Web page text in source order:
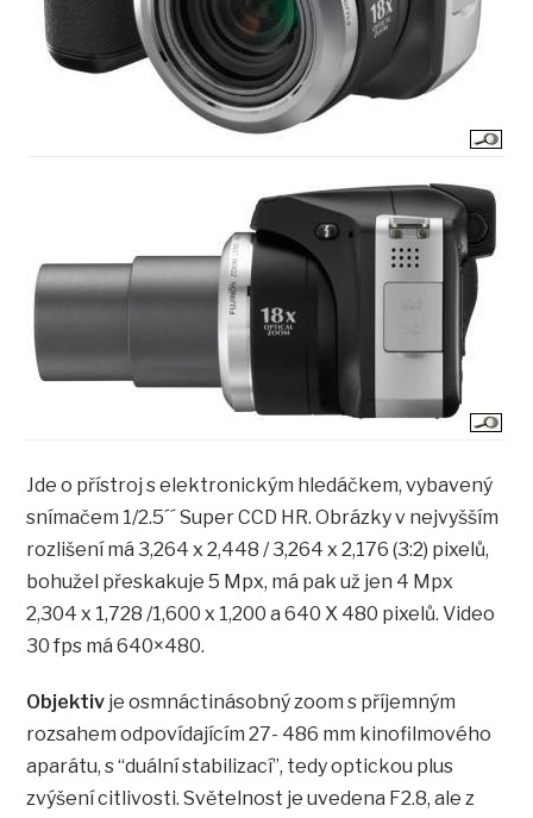
Jde o přístroj s elektronickým hledáčkem, vybavený
snímačem 1/2.5´´ Super CCD HR. Obrázky v nejvyšším
rozlišení má 3,264 x 2,448 / 3,264 x 2,176 (3:2) pixelů,
bohužel přeskakuje 5 Mpx, má pak už jen 4 Mpx
2,304 x 1,728 /1,600 x 1,200 a 640 X 480 pixelů. Video
30 fps má 640×480.
Objektiv je osmnáctinásobný zoom s příjemným
rozsahem odpovídajícím 27- 486 mm kinofilmového
aparátu, s “duální stabilizací”, tedy optickou plus
zvýšení citlivosti. Světelnost je uvedena F2.8, ale z